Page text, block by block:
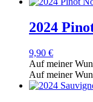
2024
9,90 €
Auf meiner
Auf meiner